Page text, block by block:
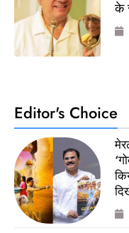
के
Editor's Choice